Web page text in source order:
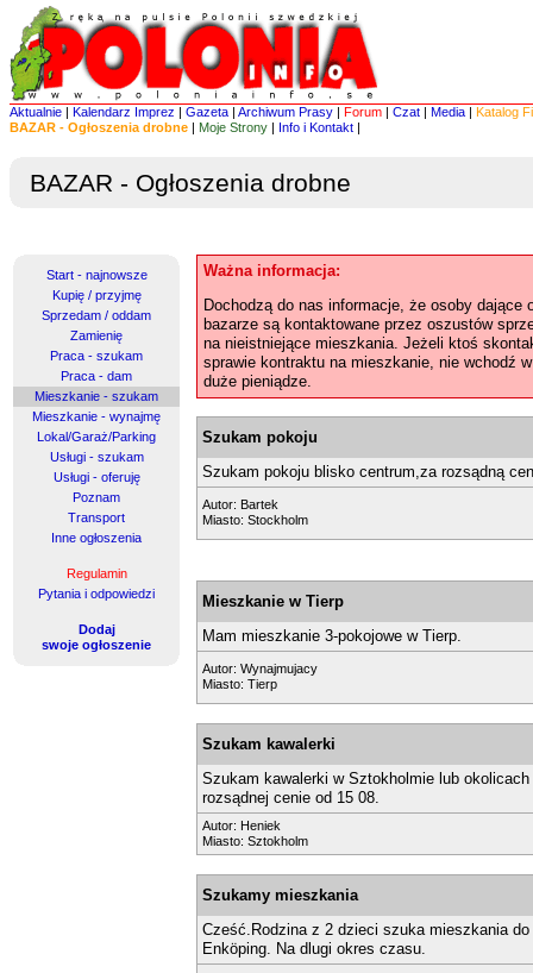
Aktualnie | Kalendarz Imprez | Gazeta | Archiwum Prasy | Forum | Czat | Media | Katalog
BAZAR - Ogłoszenia drobne | Moje Strony | Info i Kontakt |
BAZAR - Ogłoszenia drobne
Start - najnowsze
Kupię / przyjmę
Sprzedam / oddam
Zamienię
Praca - szukam
Praca - dam
Mieszkanie - szukam
Mieszkanie - wynajmę
Lokal/Garaż/Parking
Usługi - szukam
Usługi - oferuję
Poznam
Transport
Inne ogłoszenia
Regulamin
Pytania i odpowiedzi
Dodaj
swoje ogłoszenie
Ważna informacja:
Dochodzą do nas informacje, że osoby dające
bazarze są kontaktowane przez oszustów
na nieistniejące mieszkania. Jeżeli ktoś
sprawie kontraktu na mieszkanie, nie wchodź
duże pieniądze.
Szukam pokoju
Szukam pokoju blisko centrum,za rozsądną
Autor: Bartek
Miasto: Stockholm
Mieszkanie w Tierp
Mam mieszkanie 3-pokojowe w Tierp.
Autor: Wynajmujacy
Miasto: Tierp
Szukam kawalerki
Szukam kawalerki w Sztokholmie lub
rozsądnej cenie od 15 08.
Autor: Heniek
Miasto: Sztokholm
Szukamy mieszkania
Cześć.Rodzina z 2 dzieci szuka mieszkania do
Enköping. Na dlugi okres czasu.